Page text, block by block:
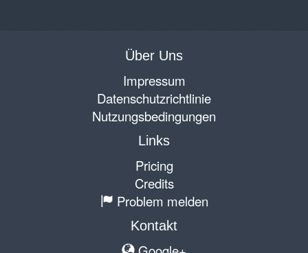
Über Uns
Impressum
Datenschutzrichtlinie
Nutzungsbedingungen
Links
Pricing
Credits
Problem melden
Kontakt